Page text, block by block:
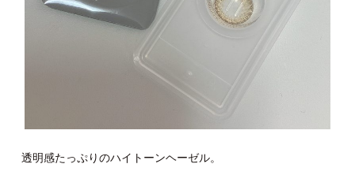
透明感たっぷりのハイトーンヘーゼル。